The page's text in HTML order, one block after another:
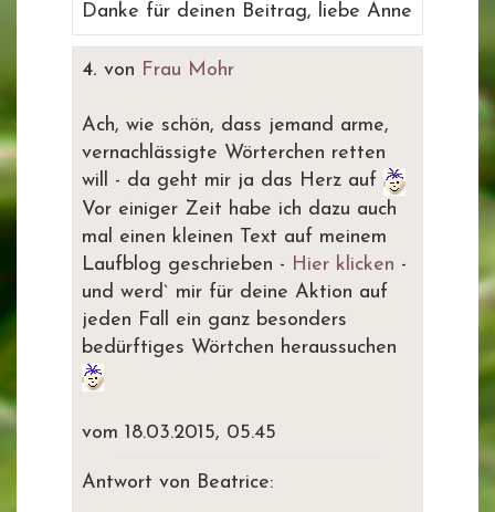
Danke für deinen Beitrag, liebe Anne
4. von Frau Mohr
Ach, wie schön, dass jemand arme,
vernachlässigte Wörterchen retten
will - da geht mir ja das Herz auf
Vor einiger Zeit habe ich dazu auch
mal einen kleinen Text auf meinem
Laufblog geschrieben - Hier klicken -
und werd` mir für deine Aktion auf
jeden Fall ein ganz besonders
bedürftiges Wörtchen heraussuchen
vom 18.03.2015, 05.45
Antwort von Beatrice: